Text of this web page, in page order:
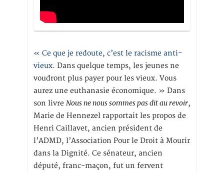
« Ce que je redoute, c’est le racisme anti-
vieux. Dans quelque temps, les jeunes ne
voudront plus payer pour les vieux. Vous
aurez une euthanasie économique. » Dans
son livre Nous ne nous sommes pas dit au revoir,
Marie de Hennezel rapportait les propos de
Henri Caillavet, ancien président de
l’ADMD, l’Association Pour le Droit à Mourir
dans la Dignité. Ce sénateur, ancien
député, franc-maçon, fut un fervent